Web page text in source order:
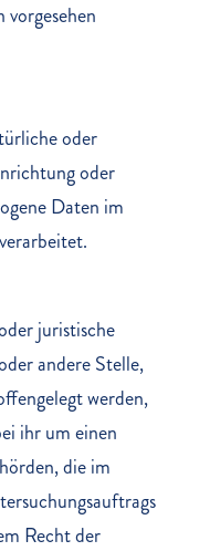
oder
oder
Daten im
juristische
andere Stelle,
werden,
ihr um einen
die im
Recht der